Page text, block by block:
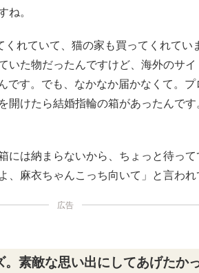
ね。
くれていて、猫の家も買ってくれてい
いた物だったんですけど、海外のサ
です。でも、なかなか届かなくて。プ
開けたら結婚指輪の箱があったんです
には納まらないから、ちょっと待っ
、麻衣ちゃんこっち向いて」と言わ
広告
素敵な思い出にしてあげたか